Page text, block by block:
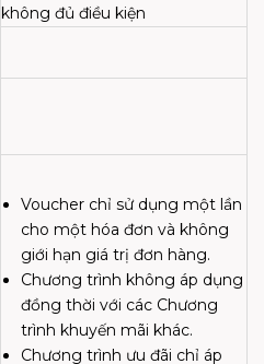
không đủ điều kiện
Voucher chỉ sử dụng một lần
cho một hóa đơn và không
giới hạn giá trị đơn hàng.
Chương trình không áp dụng
đồng thời với các Chương
trình khuyến mãi khác.
Chương trình ưu đãi chỉ áp